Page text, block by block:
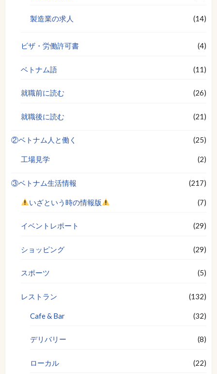
製造業の求人 (14)
ビザ・労働許可書 (4)
ベトナム語 (11)
就職前に読む (26)
就職後に読む (21)
②ベトナム人と働く (25)
工場見学 (2)
③ベトナム生活情報 (217)
いざという時の情報版 (7)
イベントレポート (29)
ショッピング (29)
スポーツ (5)
レストラン (132)
Cafe & Bar (32)
デリバリー (8)
ローカル (22)